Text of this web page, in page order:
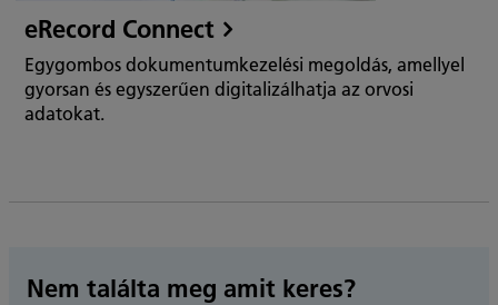
eRecord Connect
Egygombos dokumentumkezelési megoldás, amellyel
gyorsan és egyszerűen digitalizálhatja az orvosi
adatokat.
Nem találta meg amit keres?